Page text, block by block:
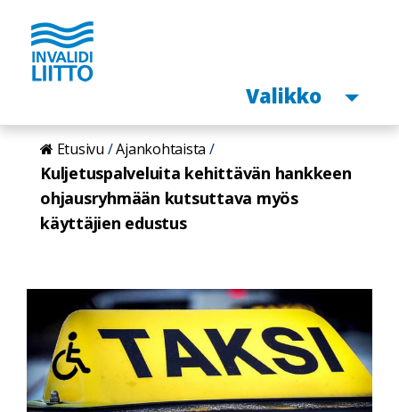
Hyppää
pääsisältöön
Avaa
Valikko
Etusivu Ajankohtaista
Kuljetuspalveluita kehittävän hankkeen
ohjausryhmään kutsuttava myös
käyttäjien edustus